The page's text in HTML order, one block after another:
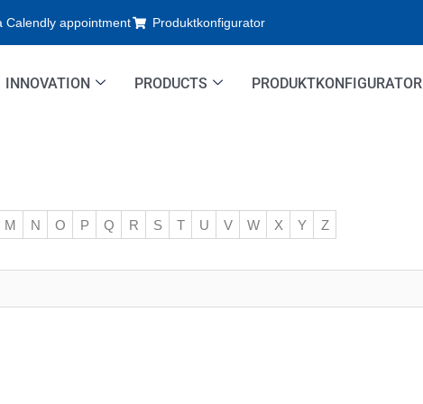
Calendly appointment Produktkonfigurator
INNOVATION PRODUCTS PRODUKTKONFIGURATOR
M N O P Q R S T U V W X Y Z